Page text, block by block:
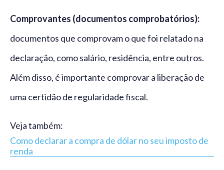
Comprovantes (documentos comprobatórios):
documentos que comprovam o que foi relatado na
declaração, como salário, residência, entre outros.
Além disso, é importante comprovar a liberação de
uma certidão de regularidade fiscal.
Veja também:
Como declarar a compra de dólar no seu imposto de
renda